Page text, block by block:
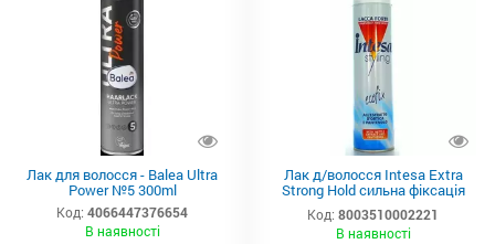
Лак для волосся - Balea Ultra
Power №5 300ml
Код: 4066447376654
В наявності
Лак д/волосся Intesa Extra
Strong Hold сильна фіксація
(екстр. кроп. та пантенолу),
300мл
Код: 8003510002221
В наявності